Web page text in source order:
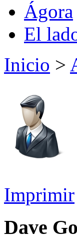
Ágora
El
Inicio >
Imprimir
Dave